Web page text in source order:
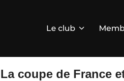
Le club
La coupe de France